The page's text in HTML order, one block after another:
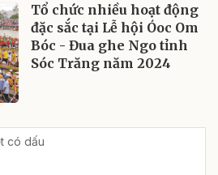
Tổ chức nhiều hoạt động
đặc sắc tại Lễ hội Óoc Om
Bóc - Đua ghe Ngo tỉnh
Sóc Trăng năm 2024